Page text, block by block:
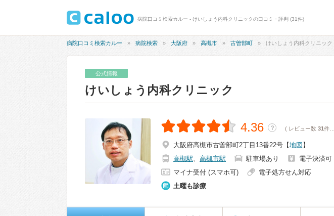
病院口コミ検索カルー - けいしょう内科クリニックの口コミ・評判 (31件)
病院口コミ検索カルー 病院検索 大阪府 高槻市 古曽部町 けいしょう内科クリニック
公式情報
けいしょう内科クリニック
4.36 ？ ( レビュー数 31件…
大阪府高槻市古曽部町2丁目13番22号 【地図 】
高槻駅、 高槻市駅 駐車場あり 電子決済可
マイナ受付 (スマホ可)
電子処方せん対応
土曜も診療